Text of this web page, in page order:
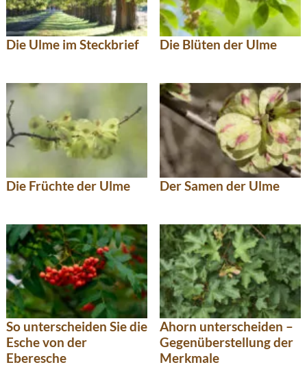
Die Ulme im Steckbrief Die Blüten der Ulme
Die Früchte der Ulme Der Samen der Ulme
So unterscheiden Sie die
Esche von der
Eberesche
Ahorn unterscheiden –
Gegenüberstellung der
Merkmale